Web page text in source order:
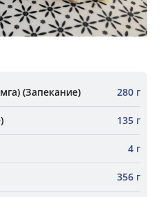
(Запекание) 280 г
135 г
4 г
356 г